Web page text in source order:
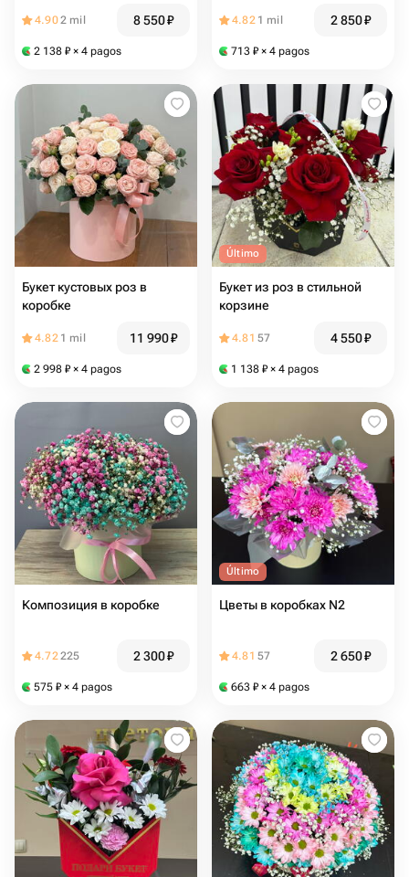
4.902 mil 8 550₽
2 138 ₽ × 4 pagos
4.82 1 mil 2 850₽
713 ₽ × 4 pagos
Букет кустовых роз в
коробке
4.82 1 mil 11 990₽
2 998 ₽ × 4 pagos
Último
Букет из роз в стильной
корзине
4.81 57 4 550₽
1 138 ₽ × 4 pagos
Композиция в коробке
4.72225 2 300₽
575 ₽ × 4 pagos
Último
Цветы в коробках N2
4.81 57 2 650₽
663 ₽ × 4 pagos